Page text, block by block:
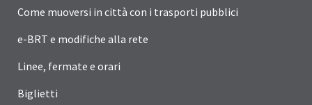
Come muoversi in città con i trasporti pubblici
e-BRT e modifiche alla rete
Linee, fermate e orari
Biglietti